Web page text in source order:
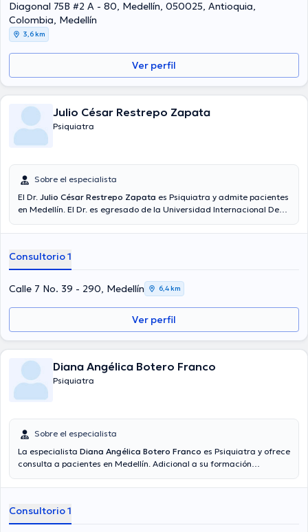
temática de especialización y ha compartido importantes
comunicados. Cabe resaltar que, la doctora puede hablar en
Español.
Diagonal 75B #2 A - 80, Medellín, 050025, Antioquia,
Colombia, Medellín
3,6 km
Ver perfil
Julio César Restrepo Zapata
Psiquiatra
Sobre el especialista
El Dr. Julio César Restrepo Zapata es Psiquiatra y admite pacientes
en Medellín. El Dr. es egresado de la Universidad Internacional De
varios años de experiencia en su área de especialidad. El doctor
Adicionalmente, él se ha desempeñado como miembro de diversas
asociaciones médicas. Julio César Restrepo Zapata ha cooperado
en cuantiosas conferencias con miras a tener una formación
continua en su disciplina de especialización y ha difundido diversos
comunicados. Español son los lenguajes manejados por el médico.
Consultorio 1
Calle 7 No. 39 - 290, Medellín 6,4 km
Ver perfil
Diana Angélica Botero Franco
Psiquiatra
Sobre el especialista
La especialista Diana Angélica Botero Franco es Psiquiatra y ofrece
consulta a pacientes en Medellín. Adicional a su formación
de especialidad. La profesional de la salud cuenta con muchos años
se ha desempeñado como miembro de diversas asociaciones
médicas. Diana Angélica Botero Franco ha contribuido en
Consultorio 1